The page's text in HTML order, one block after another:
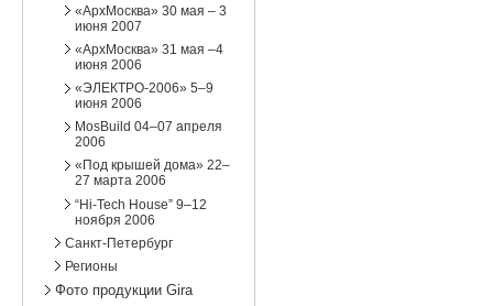
«АрхМосква» 30 мая – 3
июня 2007
«АрхМосква» 31 мая –4
июня 2006
«ЭЛЕКТРО-2006» 5–9
июня 2006
MosBuild 04–07 апреля
2006
«Под крышей дома» 22–
27 марта 2006
“Hi-Tech House” 9–12
ноября 2006
Санкт-Петербург
Регионы
Фото продукции Gira